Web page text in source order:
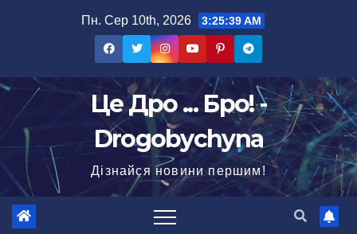
Пн. Сер 10th, 2026 3:25:40 AM
Це Дро ... Бро! -
Drogobychyna
Дізнайся новини першим!